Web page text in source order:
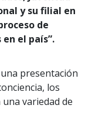
y su filial en
de
el país”.
una presentación
los
variedad de